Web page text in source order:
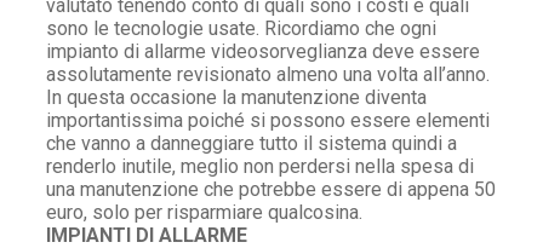
valutato tenendo conto di quali sono i costi e quali
sono le tecnologie usate. Ricordiamo che ogni
impianto di allarme videosorveglianza deve essere
assolutamente revisionato almeno una volta all’anno.
In questa occasione la manutenzione diventa
importantissima poiché si possono essere elementi
che vanno a danneggiare tutto il sistema quindi a
renderlo inutile, meglio non perdersi nella spesa di
una manutenzione che potrebbe essere di appena 50
euro, solo per risparmiare qualcosina.
IMPIANTI DI ALLARME